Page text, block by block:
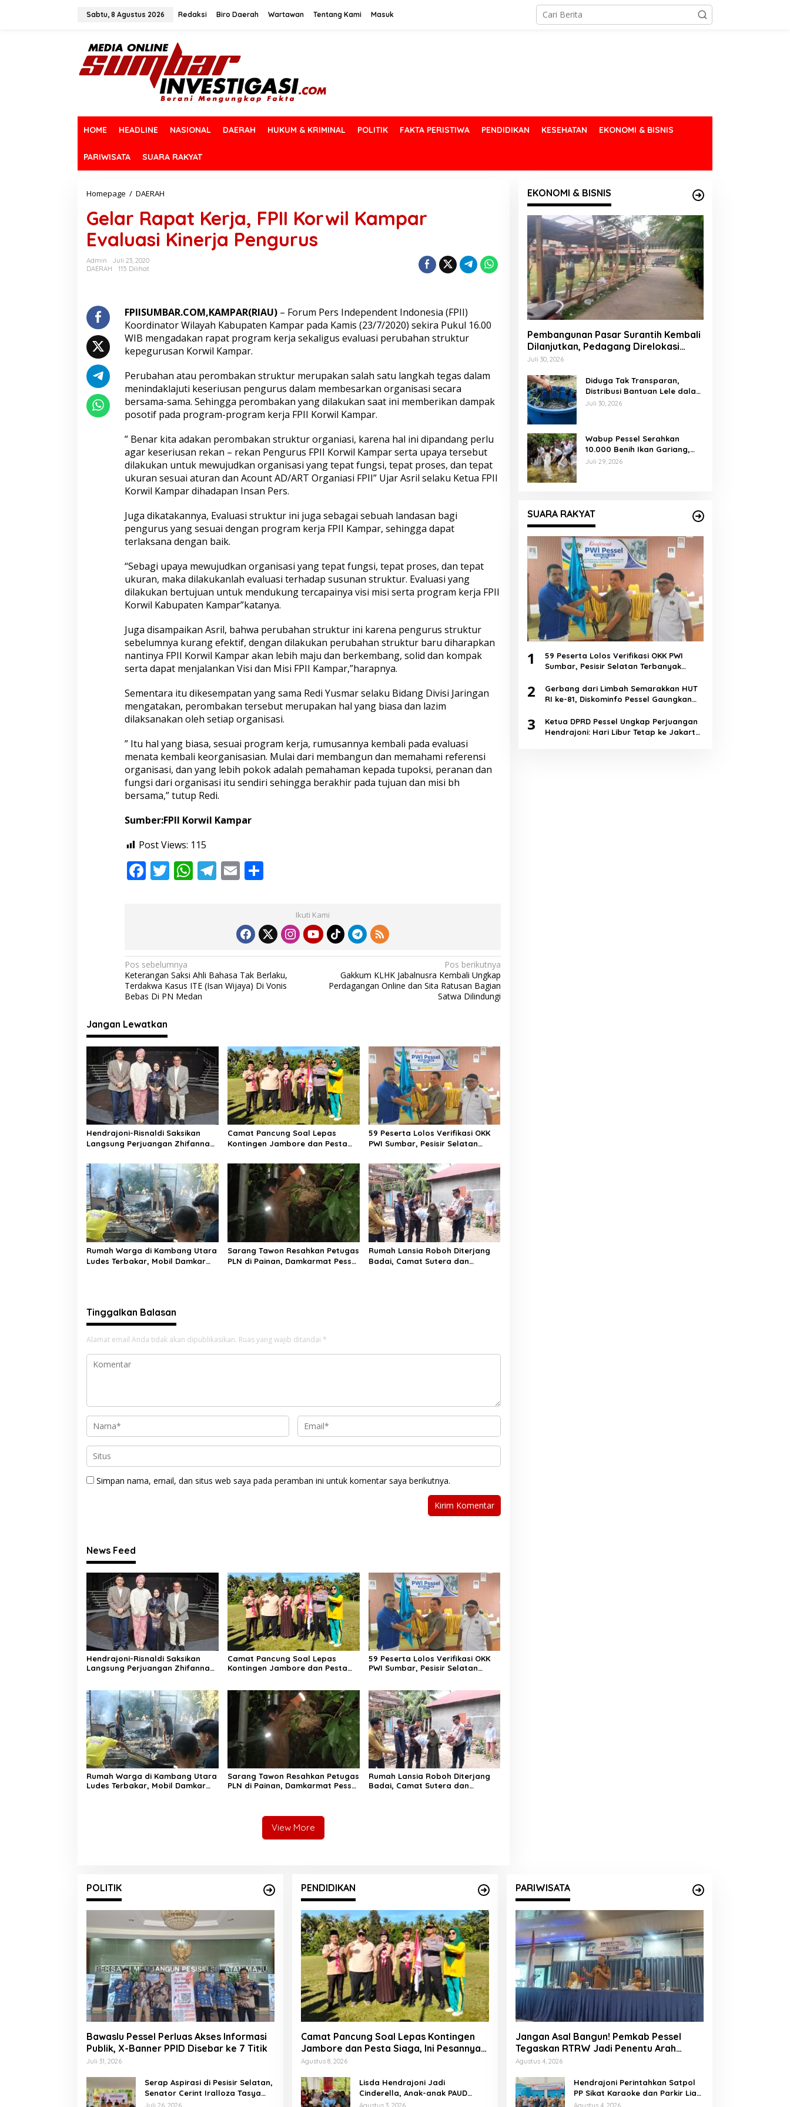
Sabtu, 8 Agustus 2026 Redaksi Biro Daerah Wartawan Tentang Kami Masuk
HOME HEADLINE NASIONAL DAERAH HUKUM & KRIMINAL POLITIK FAKTA PERISTIWA PENDIDIKAN KESEHATAN EKONOMI & BISNIS
PARIWISATA SUARA RAKYAT
Homepage / DAERAH
l
a
r
R
e
r
j
a
,
P
I
K
o
w
l
K
a
m
a
r
E
v
l
u
a
s
i
i
e
r
j
P
e
n
g
r
u
Gelar Rapat Kerja, FPII Korwil Kampar
Evaluasi Kinerja Pengurus
Admin
Juli 23, 2020
DAERAH
115 Dilihat
FPIISUMBAR.COM,KAMPAR(RIAU)– Forum Pers Independent Indonesia (FPII)
Koordinator Wilayah Kabupaten Kampar pada Kamis (23/7/2020) sekira Pukul 16.00
WIB mengadakan rapat program kerja sekaligus evaluasi perubahan struktur
kepegurusan Korwil Kampar.
Perubahan atau perombakan struktur merupakan salah satu langkah tegas dalam
menindaklajuti keseriusan pengurus dalam membesarkan organisasi secara
bersama-sama. Sehingga perombakan yang dilakukan saat ini memberikan dampak
posotif pada program-program kerja FPII Korwil Kampar.
” Benar kita adakan perombakan struktur organiasi, karena hal ini dipandang perlu
agar keseriusan rekan – rekan Pengurus FPII Korwil Kampar serta upaya tersebut
dilakukan untuk mewujudkan organisasi yang tepat fungsi, tepat proses, dan tepat
ukuran sesuai aturan dan Acount AD/ART Organiasi FPII” Ujar Asril selaku Ketua FPII
Korwil Kampar dihadapan Insan Pers.
Juga dikatakannya, Evaluasi struktur ini juga sebagai sebuah landasan bagi
pengurus yang sesuai dengan program kerja FPII Kampar, sehingga dapat
terlaksana dengan baik.
“Sebagi upaya mewujudkan organisasi yang tepat fungsi, tepat proses, dan tepat
ukuran, maka dilakukanlah evaluasi terhadap susunan struktur. Evaluasi yang
dilakukan bertujuan untuk mendukung tercapainya visi misi serta program kerja FPII
Korwil Kabupaten Kampar”katanya.
Juga disampaikan Asril, bahwa perubahan struktur ini karena pengurus struktur
sebelumnya kurang efektif, dengan dilakukan perubahan struktur baru diharapkan
nantinya FPII Korwil Kampar akan lebih maju dan berkembang, solid dan kompak
serta dapat menjalankan Visi dan Misi FPII Kampar,”harapnya.
Sementara itu dikesempatan yang sama Redi Yusmar selaku Bidang Divisi Jaringan
mengatakan, perombakan tersebut merupakan hal yang biasa dan lazim
dilaksanakan oleh setiap organisasi.
” Itu hal yang biasa, sesuai program kerja, rumusannya kembali pada evaluasi
menata kembali keorganisasian. Mulai dari membangun dan memahami referensi
organisasi, dan yang lebih pokok adalah pemahaman kepada tupoksi, peranan dan
fungsi dari organisasi itu sendiri sehingga berakhir pada tujuan dan misi bh
bersama,” tutup Redi.
Sumber:FPII Korwil Kampar
Post Views: 115
F
o
k
T W
p
p
T
m
E
l
S
e Ikuti Kami
N
a
v
i
g
a
s
i
p
o
s
Pos sebelumnya
Keterangan Saksi Ahli Bahasa Tak Berlaku,
Terdakwa Kasus ITE (Isan Wijaya) Di Vonis
Bebas Di PN Medan
Pos berikutnya
Gakkum KLHK Jabalnusra Kembali Ungkap
Perdagangan Online dan Sita Ratusan Bagian
Satwa Dilindungi
Jangan Lewatkan
Hendrajoni-Risnaldi Saksikan
Langsung Perjuangan Zhifanna
D’Academy 8 Menggelegar!
Camat Pancung Soal Lepas
Kontingen Jambore dan Pesta
Peserta
59 Peserta Lolos Verifikasi OKK
PWI Sumbar, Pesisir Selatan
Rumah Warga di Kambang Utara
Ludes Terbakar, Mobil Damkar
Sarang Tawon Resahkan Petugas
PLN di Painan, Damkarmat Pessel
Rumah Lansia Roboh Diterjang
Badai, Camat Sutera dan
Tinggalkan Balasan
Alamat email Anda tidak akan dipublikasikan. Ruas yang wajib ditandai *
Simpan nama, email, dan situs web saya pada peramban ini untuk komentar saya berikutnya.
News Feed
Hendrajoni-Risnaldi Saksikan
Langsung Perjuangan Zhifanna
Camat Pancung Soal Lepas
Kontingen Jambore dan Pesta
59 Peserta Lolos Verifikasi OKK
PWI Sumbar, Pesisir Selatan
Rumah Warga di Kambang Utara
Ludes Terbakar, Mobil Damkar
Sarang Tawon Resahkan Petugas
PLN di Painan, Damkarmat Pessel
Rumah Lansia Roboh Diterjang
Badai, Camat Sutera dan
View More
EKONOMI & BISNIS
Pembangunan Pasar Surantih Kembali
Dilanjutkan, Pedagang Direlokasi
Sementara ke Lapangan Gadih
Juli 30, 2026
Diduga Tak Transparan,
Distribusi Bantuan Lele dalam
Ember di Koto Taratak Sutera
Juli 30, 2026
Wabup Pessel Serahkan
10.000 Benih Ikan Gariang,
Perkuat Restocking Sungai
Juli 29, 2026
SUARA RAKYAT
1
59 Peserta Lolos Verifikasi OKK PWI
Sumbar, Pesisir Selatan Terbanyak
2
Gerbang dari Limbah Semarakkan HUT
RI ke-81, Diskominfo Pessel Gaungkan
3
Ketua DPRD Pessel Ungkap Perjuangan
Hendrajoni: Hari Libur Tetap ke Jakarta
POLITIK
Bawaslu Pessel Perluas Akses Informasi
Publik, X-Banner PPID Disebar ke 7 Titik
Juli 31, 2026
Serap Aspirasi di Pesisir Selatan,
Senator Cerint Iralloza Tasya
Soroti BPJS hingga Kurikulum
Juli 26, 2026
PENDIDIKAN
Camat Pancung Soal Lepas Kontingen
Jambore dan Pesta Siaga, Ini Pesannya
kepada Peserta
Agustus 8, 2026
Lisda Hendrajoni Jadi
Cinderella, Anak-anak PAUD
Pessel Antusias Ikuti Dongeng
Agustus 3, 2026
PARIWISATA
Jangan Asal Bangun! Pemkab Pessel
Tegaskan RTRW Jadi Penentu Arah
Pembangunan
Agustus 4, 2026
Hendrajoni Perintahkan Satpol
PP Sikat Karaoke dan Parkir Liar
di Pesisir Selatan
Agustus 4, 2026